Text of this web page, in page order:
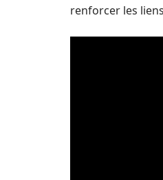
renforcer les